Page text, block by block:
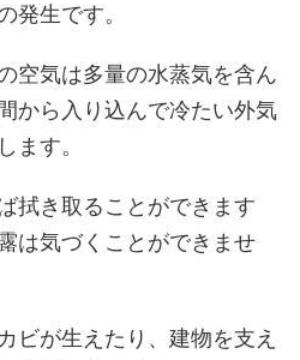
発生です。
空気は多量の水蒸気を含ん
から入り込んで冷たい外気
ます。
拭き取ることができます
は気づくことができませ
ビが生えたり、建物を支え